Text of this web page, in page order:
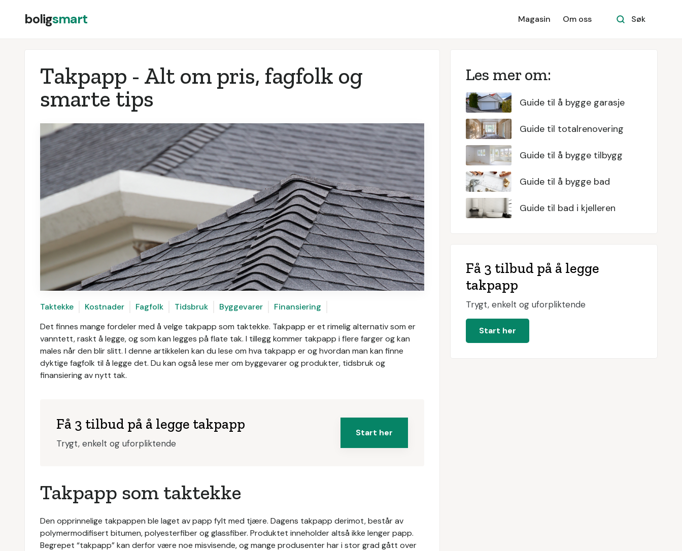
boligsmart Magasin Om oss Søk
Takpapp - Alt om pris, fagfolk og
smarte tips
Taktekke Kostnader Fagfolk Tidsbruk Byggevarer
Finansiering
Det finnes mange fordeler med å velge takpapp som taktekke. Takpapp er et rimelig alternativ som er
vanntett, raskt å legge, og som kan legges på flate tak. I tillegg kommer takpapp i flere farger og kan
males når den blir slitt. I denne artikkelen kan du lese om hva takpapp er og hvordan man kan finne
dyktige fagfolk til å legge det. Du kan også lese mer om byggevarer og produkter, tidsbruk og
finansiering av nytt tak.
Få 3 tilbud på å legge takpapp
Trygt, enkelt og uforpliktende
Start her
Takpapp som taktekke
Den opprinnelige takpappen ble laget av papp fylt med tjære. Dagens takpapp derimot, består av
polymermodifisert bitumen, polyesterfiber og glassfiber. Produktet inneholder altså ikke lenger papp.
Begrepet “takpapp” kan derfor være noe misvisende, og mange produsenter har i stor grad gått over
Les mer om:
Guide til å bygge garasje
Guide til totalrenovering
Guide til å bygge tilbygg
Guide til å bygge bad
Guide til bad i kjelleren
Få 3 tilbud på å legge
takpapp
Trygt, enkelt og uforpliktende
Start her